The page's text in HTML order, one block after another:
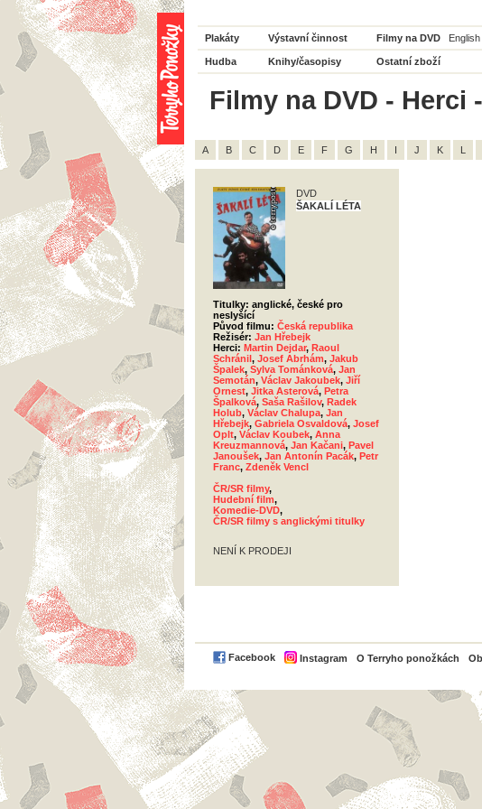
Plakáty Výstavní činnost Filmy na DVD
Hudba Knihy/časopisy Ostatní zboží
Filmy na DVD - Herci
A B C D E F G H I J K L
DVD
ŠAKALÍ LÉTA
Titulky: anglické, české pro
neslyšící
Původ filmu: Česká republika
Režisér: Jan Hřebejk
Herci: Martin Dejdar, Raoul
Schránil, Josef Abrhám, Jakub
Špalek, Sylva Tománková, Jan
Semotán, Václav Jakoubek, Jiří
Ornest, Jitka Asterová, Petra
Špalková, Saša Rašilov, Radek
Holub, Václav Chalupa, Jan
Hřebejk, Gabriela Osvaldová, Josef
Oplt, Václav Koubek, Anna
Kreuzmannová, Jan Kačani, Pavel
Janoušek, Jan Antonín Pacák, Petr
Franc, Zdeněk Vencl
ČR/SR filmy,
Hudební film,
Komedie-DVD,
ČR/SR filmy s anglickými titulky
NENÍ K PRODEJI
Facebook Instagram O Terryho ponožkách